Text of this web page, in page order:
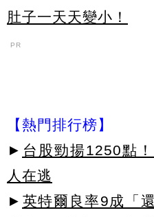
肚子一天天變小！
PR
【熱門排行榜】
► 台股勁揚1250點
人在逃
► 英特爾良率9成「